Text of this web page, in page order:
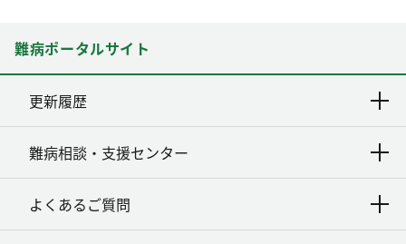
難病ポータルサイト
更新履歴
難病相談・支援センター
よくあるご質問